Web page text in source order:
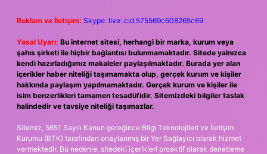
Reklam ve İletişim: Skype: live:.cid.575569c608265c69
Yasal Uyarı: Bu internet sitesi, herhangi bir marka, kurum veya
şahıs şirketi ile hiçbir bağlantısı bulunmamaktadır. Sitede yalnızca
kendi hazırladığımız makaleler paylaşılmaktadır. Burada yer alan
içerikler haber niteliği taşımamakta olup, gerçek kurum ve kişiler
hakkında paylaşım yapılmamaktadır. Gerçek kurum ve kişiler ile
isim benzerlikleri tamamen tesadüfidir. Sitemizdeki bilgiler taslak
halindedir ve tavsiye niteliği taşımazlar.
Sitemiz, 5651 Sayılı Kanun gereğince Bilgi Teknolojileri ve İletişim
Kurumu (BTK) tarafından onaylanmış bir Yer Sağlayıcı olarak hizmet
vermektedir. Bu nedenle, sitedeki içerikleri proaktif olarak denetleme